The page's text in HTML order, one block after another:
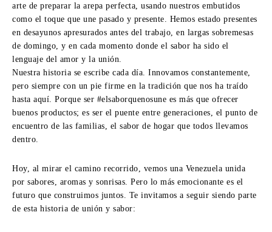
arte de preparar la arepa perfecta, usando nuestros embutidos
como el toque que une pasado y presente. Hemos estado presentes
en desayunos apresurados antes del trabajo, en largas sobremesas
de domingo, y en cada momento donde el sabor ha sido el
lenguaje del amor y la unión.
Nuestra historia se escribe cada día. Innovamos constantemente,
pero siempre con un pie firme en la tradición que nos ha traído
hasta aquí. Porque ser #elsaborquenosune es más que ofrecer
buenos productos; es ser el puente entre generaciones, el punto de
encuentro de las familias, el sabor de hogar que todos llevamos
dentro.
Hoy, al mirar el camino recorrido, vemos una Venezuela unida
por sabores, aromas y sonrisas. Pero lo más emocionante es el
futuro que construimos juntos. Te invitamos a seguir siendo parte
de esta historia de unión y sabor: